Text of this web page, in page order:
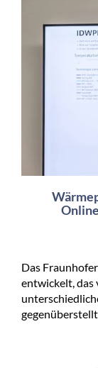
Das
entwickelt, das